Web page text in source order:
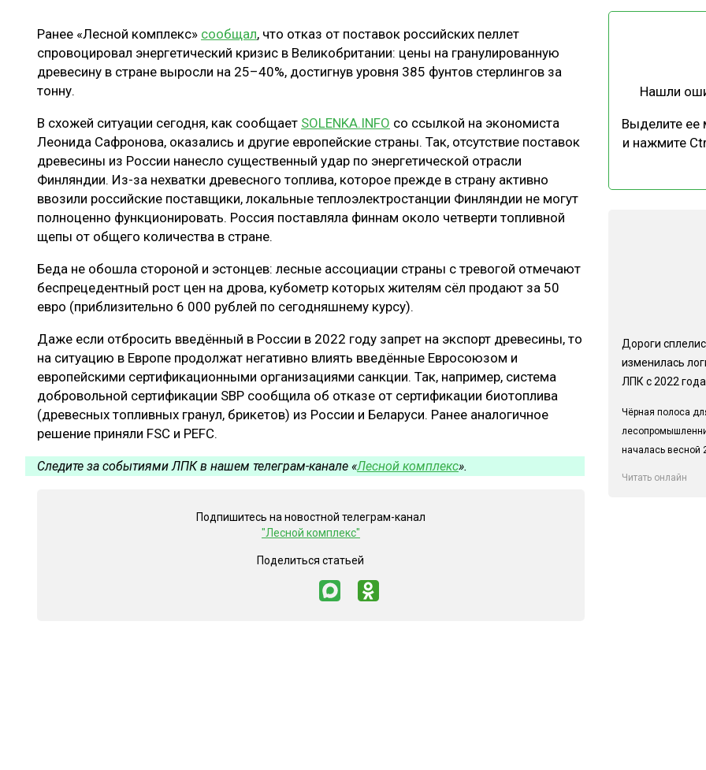
ЛОГИСТИКА
ПРОИЗВОДСТВО ДРЕВЕСНЫХ ПЛИТ
ЦБП
МЕБЕЛЬНОЕ ПРОИЗВОДСТВО
ЭКСПЕРТНОЕ МНЕНИЕ
КАЛЕНДАРЬ ВЫСТАВОК
Ранее «Лесной комплекс» сообщал, что отказ от поставок российских пеллет
спровоцировал энергетический кризис в Великобритании: цены на гранулированную
древесину в стране выросли на 25–40%, достигнув уровня 385 фунтов стерлингов за
тонну.
В схожей ситуации сегодня, как сообщает SOLENKA.INFO со ссылкой на экономиста
Леонида Сафронова, оказались и другие европейские страны. Так, отсутствие поставок
древесины из России нанесло существенный удар по энергетической отрасли
Финляндии. Из-за нехватки древесного топлива, которое прежде в страну активно
ввозили российские поставщики, локальные теплоэлектростанции Финляндии не могут
полноценно функционировать. Россия поставляла финнам около четверти топливной
щепы от общего количества в стране.
Беда не обошла стороной и эстонцев: лесные ассоциации страны с тревогой отмечают
беспрецедентный рост цен на дрова, кубометр которых жителям сёл продают за 50
евро (приблизительно 6 000 рублей по сегодняшнему курсу).
Даже если отбросить введённый в России в 2022 году запрет на экспорт древесины, то
на ситуацию в Европе продолжат негативно влиять введённые Евросоюзом и
европейскими сертификационными организациями санкции. Так, например, система
добровольной сертификации SBP сообщила об отказе от сертификации биотоплива
(древесных топливных гранул, брикетов) из России и Беларуси. Ранее аналогичное
решение приняли FSC и PEFC.
Следите за событиями ЛПК в нашем телеграм-канале «Лесной комплекс».
Подпишитесь на новостной телеграм-канал
"Лесной комплекс"
Поделиться статьей
Нашли
Выделите
и нажмите
Дороги
изменилась
ЛПК с 2022 года
Чёрная полоса
началась весной
Читать онлайн